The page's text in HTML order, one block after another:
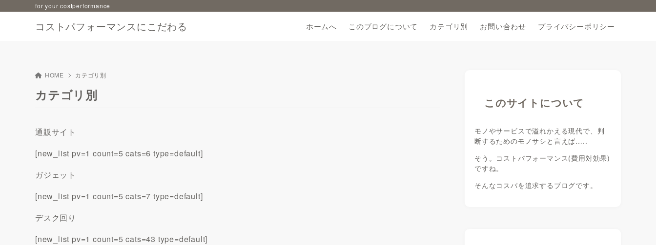
コストパフォーマンスにこだわる
for your costperformance
ホームへ このブログについて カテゴリ別 お問い合わせ プライバシーポリシー
HOME カテゴリ別
カテゴリ別
通販サイト
[new_list pv=1 count=5 cats=6 type=default]
ガジェット
[new_list pv=1 count=5 cats=7 type=default]
デスク回り
[new_list pv=1 count=5 cats=43 type=default]
このサイトについて
モノやサービスで溢れかえる現代で、判
断するためのモノサシと言えば…..
そう。コストパフォーマンス(費用対効果)
ですね。
そんなコスパを追求するブログです。